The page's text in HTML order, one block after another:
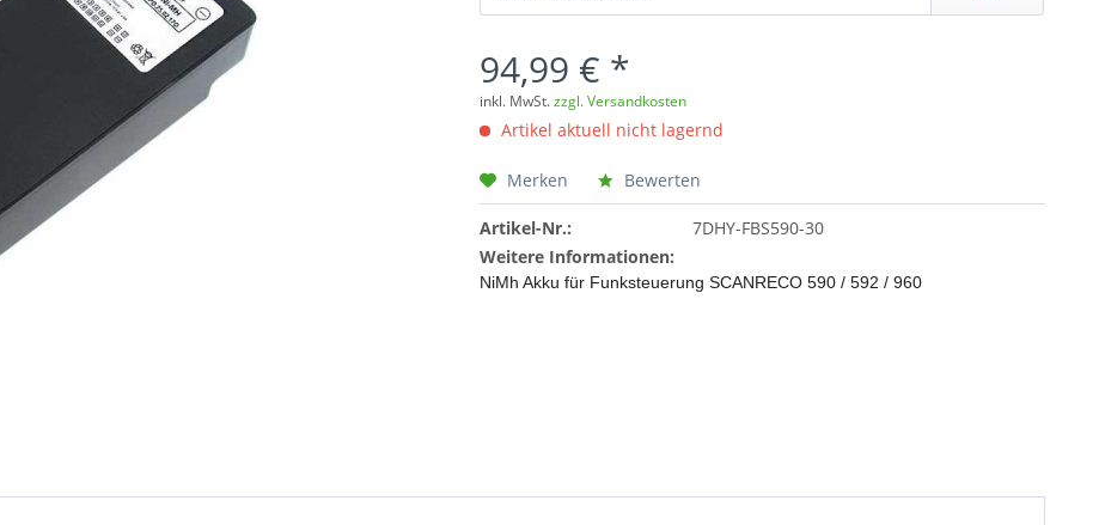
94,99 € *
inkl. MwSt.zzgl. Versandkosten
Artikel aktuell nicht lagernd
Merken Bewerten
Artikel-Nr.:
7DHY-FBS590-30
Weitere Informationen:
NiMh Akku für Funksteuerung SCANRECO 590 / 592 / 960